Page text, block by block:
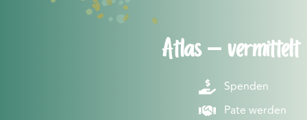
Atlas – vermittelt
Spenden
Pate werden